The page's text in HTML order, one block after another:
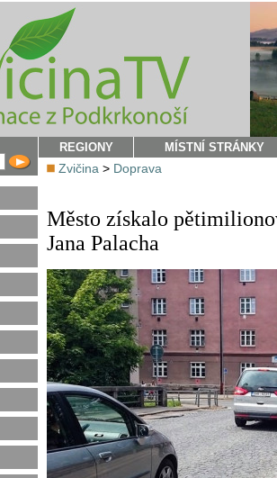
REGIONY MÍSTNÍ STRÁNKY
Zvičina > Doprava
Město získalo
Jana Palacha